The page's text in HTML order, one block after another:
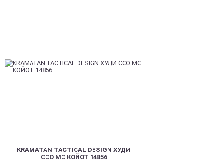
KRAMATAN TACTICAL DESIGN ХУДИ
ССО МС КОЙОТ 14856